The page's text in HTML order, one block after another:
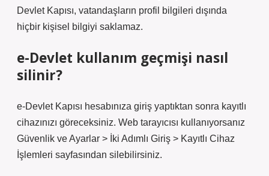
Devlet Kapısı, vatandaşların profil bilgileri dışında
hiçbir kişisel bilgiyi saklamaz.
e-Devlet kullanım geçmişi nasıl
silinir?
e-Devlet Kapısı hesabınıza giriş yaptıktan sonra kayıtlı
cihazınızı göreceksiniz. Web tarayıcısı kullanıyorsanız
Güvenlik ve Ayarlar > İki Adımlı Giriş > Kayıtlı Cihaz
İşlemleri sayfasından silebilirsiniz.